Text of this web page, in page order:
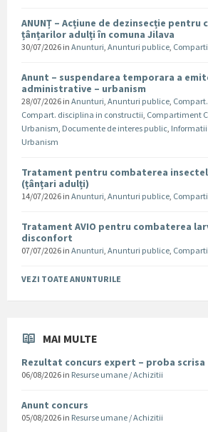
ANUNȚ – Acțiune de dezinsecție pentru
țânțarilor adulți în comuna Jilava
30/07/2026 in Anunturi, Anunturi publice,
Anunt – suspendarea temporara a
administrative – urbanism
28/07/2026 in Anunturi, Anunturi publice,
Compart. disciplina in constructii, Compartiment
Urbanism, Documente de interes public,
Urbanism
Tratament pentru combaterea
(țânțari adulți)
14/07/2026 in Anunturi, Anunturi publice,
Tratament AVIO pentru combaterea
disconfort
07/07/2026 in Anunturi, Anunturi publice,
VEZI TOATE ANUNTURILE
MAI MULTE
Rezultat concurs expert – proba scrisa
06/08/2026 in Resurse umane / Achizitii
Anunt concurs
05/08/2026 in Resurse umane / Achizitii